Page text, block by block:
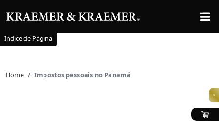
>
Home Impostos pessoais no Panamá
Indice de Página